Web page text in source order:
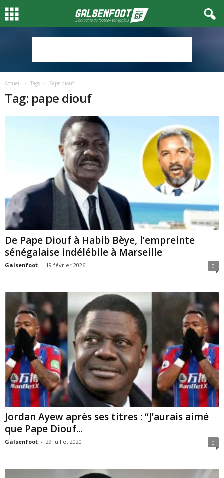
Accueil Tags Pape diouf
Tag: pape diouf
De Pape Diouf à Habib Bèye, l’empreinte
sénégalaise indélébile à Marseille
Galsenfoot - 19 février 2026 0
Jordan Ayew après ses titres : “J’aurais aimé
que Pape Diouf...
Galsenfoot - 29 juillet 2020 0